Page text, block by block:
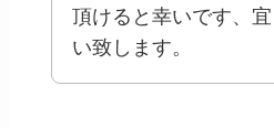
頂けると幸いです、
い致します。